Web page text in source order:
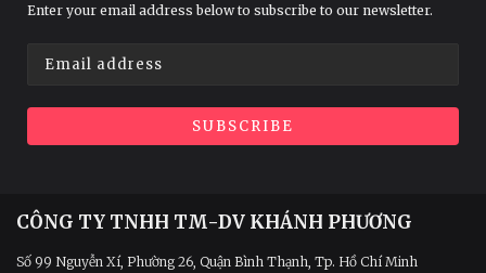
Enter your email address below to subscribe to our newsletter.
CÔNG TY TNHH TM-DV KHÁNH PHƯƠNG
Số 99 Nguyễn Xí, Phường 26, Quận Bình Thạnh, Tp. Hồ Chí Minh